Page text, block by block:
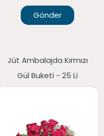
Gönder
Jüt Ambalajda Kırmızı
Gül Buketi - 25 Li